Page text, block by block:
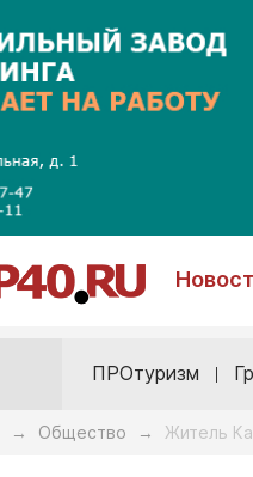
ПРОтуризм
→ Общество → Житель